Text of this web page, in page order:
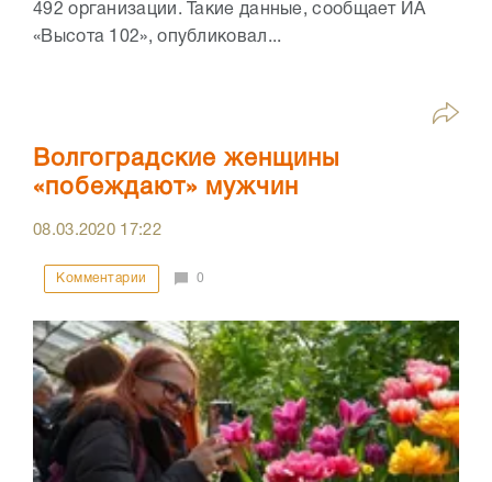
492 организации. Такие данные, сообщает ИА
«Высота 102», опубликовал...
Волгоградские женщины
«побеждают» мужчин
08.03.2020 17:22
Комментарии 0